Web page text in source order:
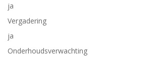
ja
Vergadering
ja
Onderhoudsverwachting